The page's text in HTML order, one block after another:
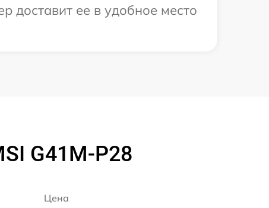
доставит ее в удобное место
G41M-P28
Цена